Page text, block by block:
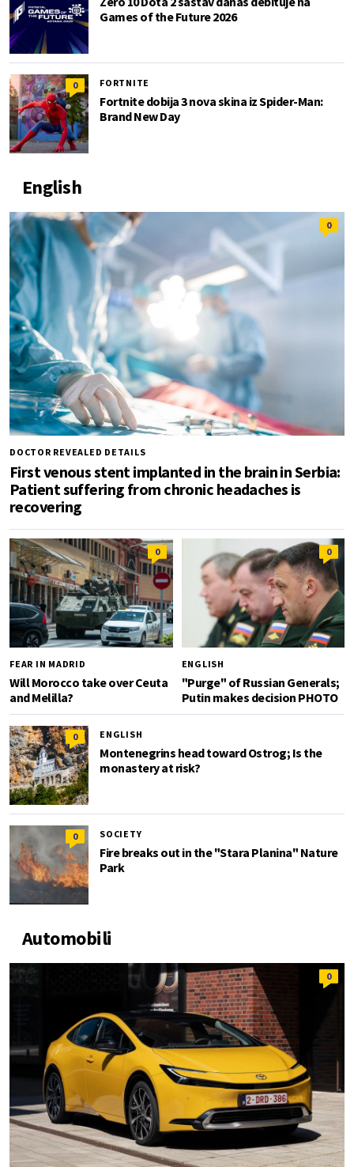
Games of the Future 2026
0 FORTNITE
Fortnite dobija 3 nova skina iz Spider-Man:
Brand New Day
English
0
DOCTOR REVEALED DETAILS
First venous stent implanted in the brain in Serbia:
Patient suffering from chronic headaches is
recovering
0
FEAR IN MADRID
Will Morocco take over Ceuta
and Melilla?
0
ENGLISH
"Purge" of Russian Generals;
Putin makes decision PHOTO
0 ENGLISH
Montenegrins head toward Ostrog; Is the
monastery at risk?
0 SOCIETY
Fire breaks out in the "Stara Planina" Nature
Park
Automobili
0